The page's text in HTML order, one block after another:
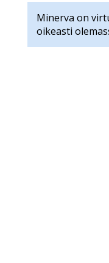
Minerva on
oikeasti